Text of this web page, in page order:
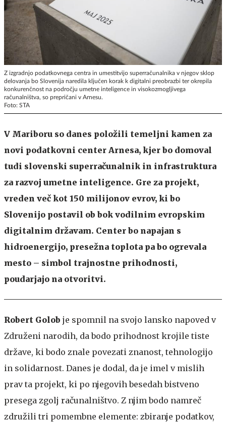
Z izgradnjo podatkovnega centra in umestitvijo superračunalnika v njegov sklop
delovanja bo Slovenija naredila ključen korak k digitalni preobrazbi ter okrepila
konkurenčnost na področju umetne inteligence in visokozmogljivega
računalništva, so prepričani v Arnesu.
Foto: STA
V Mariboru so danes položili temeljni kamen za
novi podatkovni center Arnesa, kjer bo domoval
tudi slovenski superračunalnik in infrastruktura
za razvoj umetne inteligence. Gre za projekt,
vreden več kot 150 milijonov evrov, ki bo
Slovenijo postavil ob bok vodilnim evropskim
digitalnim državam. Center bo napajan s
hidroenergijo, presežna toplota pa bo ogrevala
mesto – simbol trajnostne prihodnosti,
poudarjajo na otvoritvi.
Robert Golob je spomnil na svojo lansko napoved v
Združeni narodih, da bodo prihodnost krojile tiste
države, ki bodo znale povezati znanost, tehnologijo
in solidarnost. Danes je dodal, da je imel v mislih
prav ta projekt, ki po njegovih besedah bistveno
presega zgolj računalništvo. Z njim bodo namreč
združili tri pomembne elemente: zbiranje podatkov,